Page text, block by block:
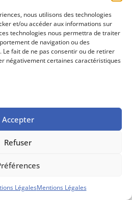
nous utilisons des technologies
et/ou accéder aux informations sur
technologies nous permettra de traiter
de navigation ou des
Le fait de ne pas consentir ou de retirer
négativement certaines caractéristiques
Accepter
Refuser
LégalesMentions Légales
générales de vente